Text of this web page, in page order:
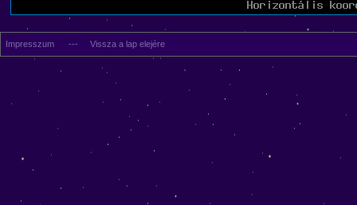
Impresszum --- Vissza a lap elejére